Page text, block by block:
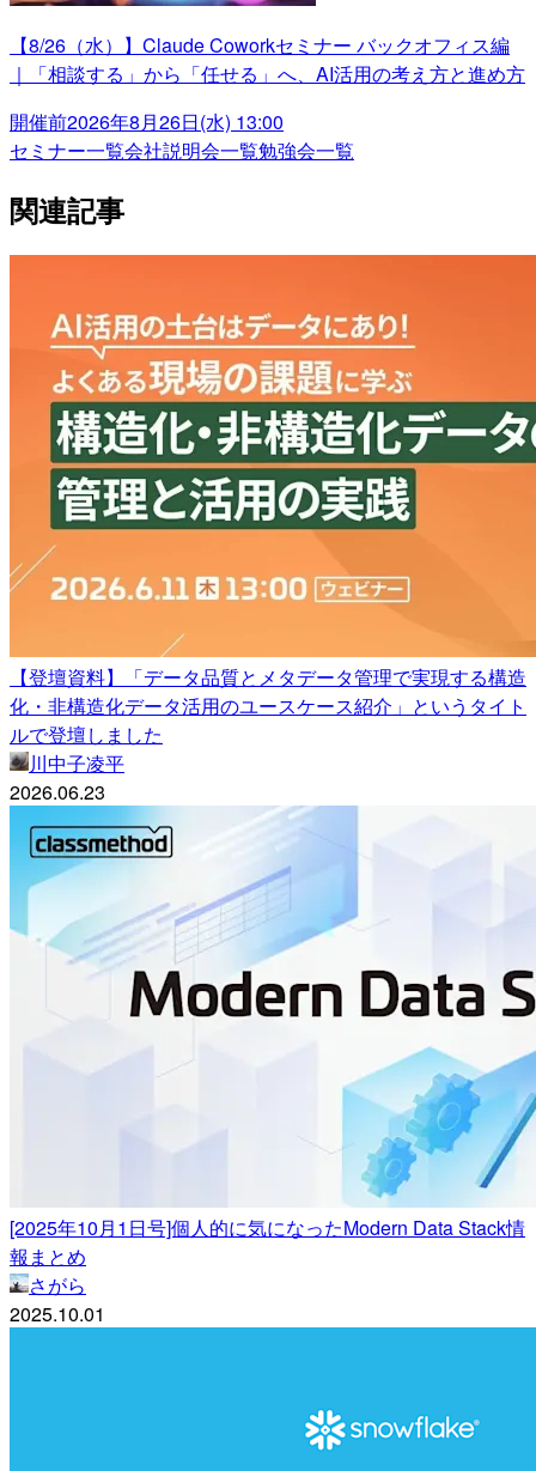
【8/26（水）】Claude Coworkセミナー バックオフィス編
｜「相談する」から「任せる」へ、AI活用の考え方と進め方
開催前2026年8月26日(水) 13:00
セミナー一覧会社説明会一覧勉強会一覧
関連記事
【登壇資料】「データ品質とメタデータ管理で実現する構造
化・非構造化データ活用のユースケース紹介」というタイト
ルで登壇しました
川中子凌平
2026.06.23
[2025年10月1日号]個人的に気になったModern Data Stack情
報まとめ
さがら
2025.10.01